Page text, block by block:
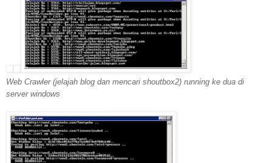
Web Crawler (jelajah blog dan mencari shoutbox2) running ke dua di
server windows